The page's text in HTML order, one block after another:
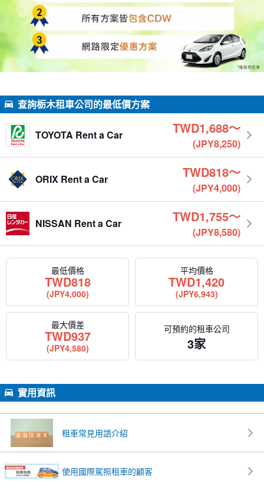
查詢栃木租車公司的最低價方案
TOYOTA Rent a Car TWD1,688〜
(JPY8,250)
ORIX Rent a Car TWD818〜
(JPY4,000)
NISSAN Rent a Car TWD1,755〜
(JPY8,580)
最低價格
TWD818
(JPY4,000)
平均價格
TWD1,420
(JPY6,943)
最大價差
TWD937
(JPY4,580)
可預約的租車公司
3家
實用資訊
租車常見用語介紹
使用國際駕照租車的顧客